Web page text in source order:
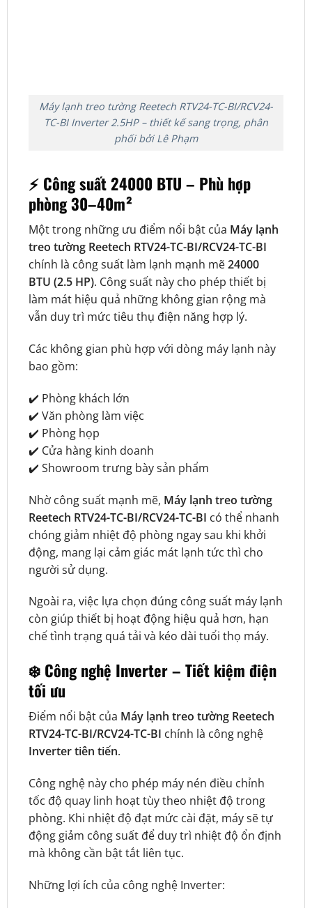
Máy lạnh treo tường Reetech RTV24-TC-BI/RCV24-
TC-BI Inverter 2.5HP – thiết kế sang trọng, phân
phối bởi Lê Phạm
⚡ Công suất 24000 BTU – Phù hợp
phòng 30–40m²
Một trong những ưu điểm nổi bật của Máy lạnh
treo tường Reetech RTV24-TC-BI/RCV24-TC-BI
chính là công suất làm lạnh mạnh mẽ24000
BTU (2.5 HP). Công suất này cho phép thiết bị
làm mát hiệu quả những không gian rộng mà
vẫn duy trì mức tiêu thụ điện năng hợp lý.
Các không gian phù hợp với dòng máy lạnh này
bao gồm:
✔️ Phòng khách lớn
✔️ Văn phòng làm việc
✔️ Phòng họp
✔️ Cửa hàng kinh doanh
✔️ Showroom trưng bày sản phẩm
Nhờ công suất mạnh mẽ, Máy lạnh treo tường
Reetech RTV24-TC-BI/RCV24-TC-BI có thể nhanh
chóng giảm nhiệt độ phòng ngay sau khi khởi
động, mang lại cảm giác mát lạnh tức thì cho
người sử dụng.
Ngoài ra, việc lựa chọn đúng công suất máy lạnh
còn giúp thiết bị hoạt động hiệu quả hơn, hạn
chế tình trạng quá tải và kéo dài tuổi thọ máy.
❄️ Công nghệ Inverter – Tiết kiệm điện
tối ưu
Điểm nổi bật của Máy lạnh treo tường Reetech
RTV24-TC-BI/RCV24-TC-BI chính là công nghệ
Inverter tiên tiến.
Công nghệ này cho phép máy nén điều chỉnh
tốc độ quay linh hoạt tùy theo nhiệt độ trong
phòng. Khi nhiệt độ đạt mức cài đặt, máy sẽ tự
động giảm công suất để duy trì nhiệt độ ổn định
mà không cần bật tắt liên tục.
Những lợi ích của công nghệ Inverter: